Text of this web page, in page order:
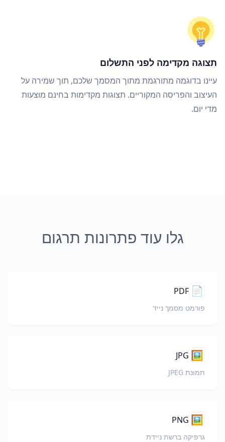
תצוגה מקדימה לפני התשלום
עיינו בדוגמה מתורגמת מתוך המסמך שלכם, תוך שמירה על
העיצוב והפריסה המקוריים. תצוגות מקדימות בחינם מוצעות
מדי יום.
גלו עוד פתרונות תרגום
📄
PDF
פורמט מסמך נייד
🖼️
JPG
תמונת JPEG
🖼️
PNG
גרפיקה ברשת ניידת